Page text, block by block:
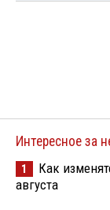
Интересное за
1
Как
августа